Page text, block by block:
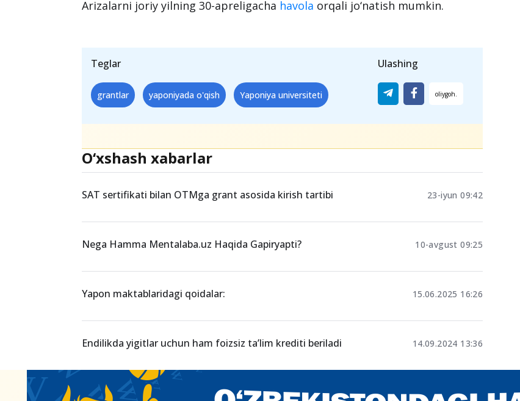
Arizalarni joriy yilning 30-apreligacha havola orqali jo‘natish mumkin.
Teglar
grantlar yaponiyada o'qish Yaponiya universiteti
Ulashing
O‘xshash xabarlar
SAT sertifikati bilan OTMga grant asosida kirish tartibi 23-iyun 09:42
Nega Hamma Mentalaba.uz Haqida Gapiryapti? 10-avgust 09:25
Yapon maktablaridagi qoidalar: 15.06.2025 16:26
Endilikda yigitlar uchun ham foizsiz ta’lim krediti beriladi 14.09.2024 13:36